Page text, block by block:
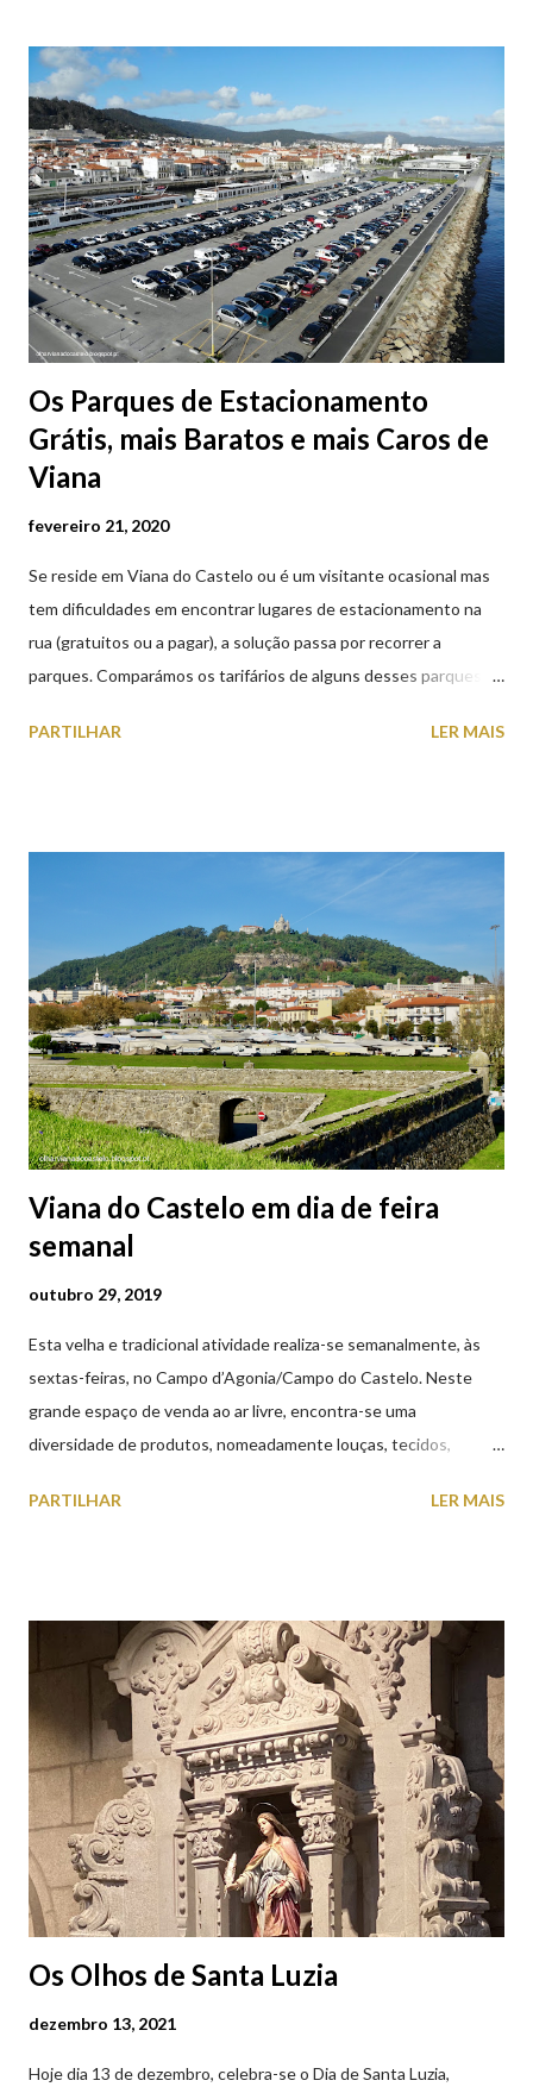
Os Parques de Estacionamento
Grátis, mais Baratos e mais Caros de
Viana
fevereiro 21, 2020
Se reside em Viana do Castelo ou é um visitante ocasional mas
tem dificuldades em encontrar lugares de estacionamento na
rua (gratuitos ou a pagar), a solução passa por recorrer a
parques. Comparámos os tarifários de alguns desses parques de
subterrâneos) perto do centro da cidade (entenda-se por
subterrâneos. O Parque da Estação Viana Shopping é grátis de
2ª a 5ª feira a partir das 20:00 (DIAS ÚTEIS)
PARTILHAR LER MAIS
Viana do Castelo em dia de feira
semanal
outubro 29, 2019
Esta velha e tradicional atividade realiza-se semanalmente, às
sextas-feiras, no Campo d’Agonia/Campo do Castelo. Neste
grande espaço de venda ao ar livre, encontra-se uma
diversidade de produtos, nomeadamente louças, tecidos,
cobres entre muitos outros. Horário de funcionamento | Verão
(2019.10.25) Feira Semanal em Viana do Castelo (2019.10.25)
Feira Semanal em Viana do Castelo (2019.10.25) Feira Semanal
em Viana do Castelo (2019.10.25) Feira Semanal em Viana do
Castelo (2019.10.25) Feira Semanal em Viana do Castelo
(2019.10.25)
PARTILHAR LER MAIS
Os Olhos de Santa Luzia
dezembro 13, 2021
Hoje dia 13 de dezembro, celebra-se o Dia de Santa Luzia,